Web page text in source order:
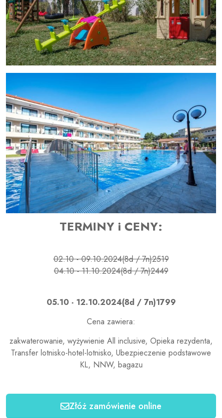
TERMINY i CENY:
02.10 - 09.10.2024(8d / 7n)2519
04.10 - 11.10.2024(8d / 7n)2449
05.10 - 12.10.2024(8d / 7n)1799
Cena zawiera:
zakwaterowanie, wyżywienie All inclusive, Opieka rezydenta,
Transfer lotnisko-hotel-lotnisko, Ubezpieczenie podstawowe
KL, NNW, bagazu
Złóż zamówienie online